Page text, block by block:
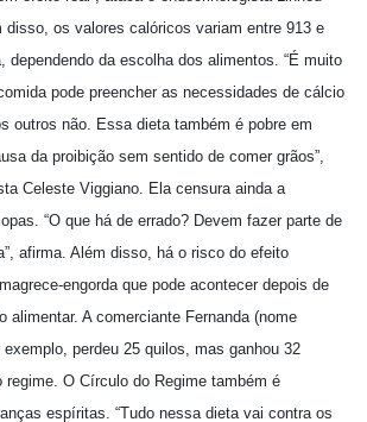
disso, os valores calóricos variam entre 913 e
dependendo da escolha dos alimentos. “É muito
pode preencher as necessidades de cálcio
outros não. Essa dieta também é pobre em
da proibição sem sentido de comer grãos”,
Celeste Viggiano. Ela censura ainda a
“O que há de errado? Devem fazer parte de
afirma. Além disso, há o risco do efeito
engorda que pode acontecer depois de
alimentar. A comerciante Fernanda (nome
perdeu 25 quilos, mas ganhou 32
regime. O Círculo do Regime também é
espíritas. “Tudo nessa dieta vai contra os